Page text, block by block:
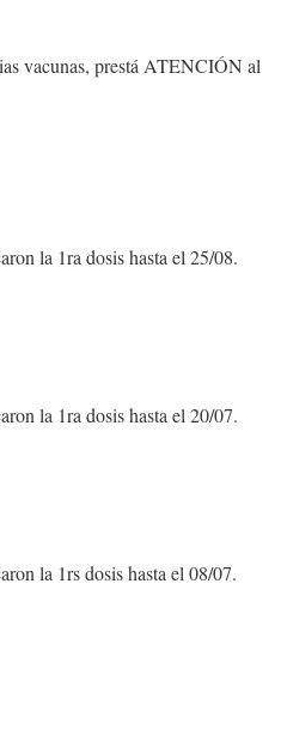
vacunas, prestá ATENCIÓN al
la 1ra dosis hasta el 25/08.
la 1ra dosis hasta el 20/07.
la 1rs dosis hasta el 08/07.